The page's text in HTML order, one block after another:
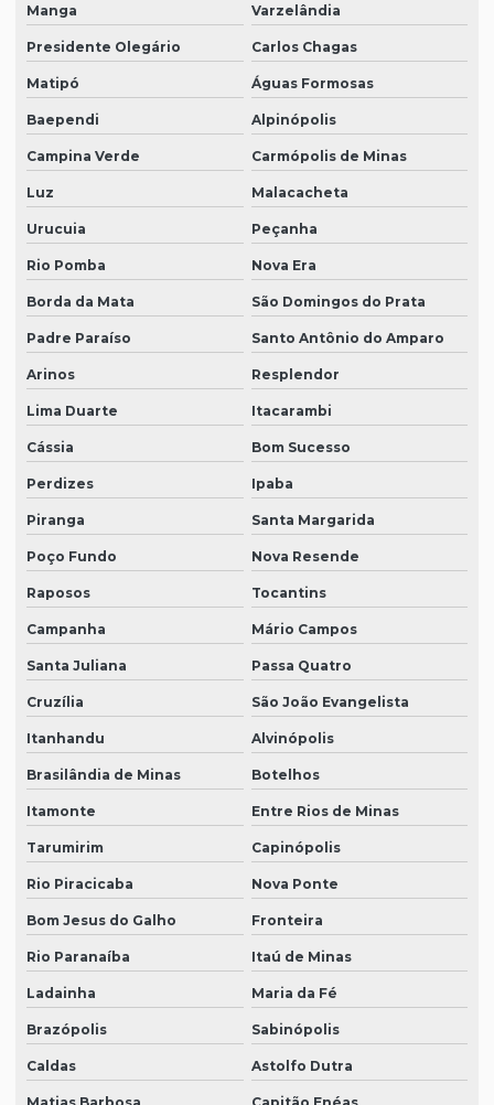
Manga Varzelândia
Presidente Olegário Carlos Chagas
Matipó Águas Formosas
Baependi Alpinópolis
Campina Verde Carmópolis de Minas
Luz Malacacheta
Urucuia Peçanha
Rio Pomba Nova Era
Borda da Mata São Domingos do Prata
Padre Paraíso Santo Antônio do Amparo
Arinos Resplendor
Lima Duarte Itacarambi
Cássia Bom Sucesso
Perdizes Ipaba
Piranga Santa Margarida
Poço Fundo Nova Resende
Raposos Tocantins
Campanha Mário Campos
Santa Juliana Passa Quatro
Cruzília São João Evangelista
Itanhandu Alvinópolis
Brasilândia de Minas Botelhos
Itamonte Entre Rios de Minas
Tarumirim Capinópolis
Rio Piracicaba Nova Ponte
Bom Jesus do Galho Fronteira
Rio Paranaíba Itaú de Minas
Ladainha Maria da Fé
Brazópolis Sabinópolis
Caldas Astolfo Dutra